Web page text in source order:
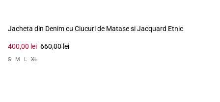
Jacheta din Denim cu Ciucuri de Matase si Jacquard Etnic
400,00 lei 660,00 lei
S M L XL